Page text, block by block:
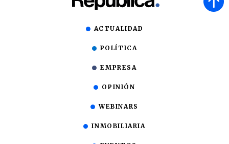
ACTUALIDAD
POLÍTICA
EMPRESA
OPINIÓN
WEBINARS
INMOBILIARIA